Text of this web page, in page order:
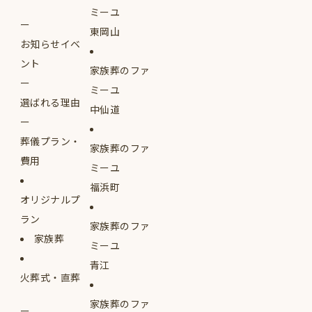
お知らせイベ
ント
選ばれる理由
葬儀プラン・
費用
オリジナルプ
ラン
家族葬
火葬式・直葬
ミーユ
東岡山
家族葬のファ
ミーユ
中仙道
家族葬のファ
ミーユ
福浜町
家族葬のファ
ミーユ
青江
家族葬のファ